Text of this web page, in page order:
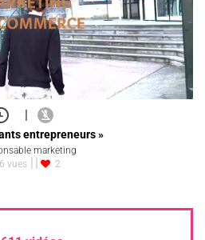
|
entrepreneurs »
marketing
vues
2